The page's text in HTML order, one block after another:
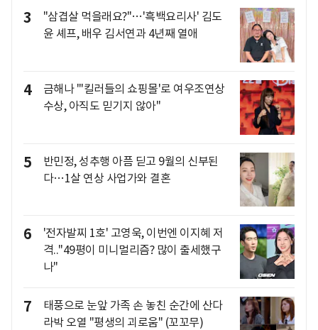
3
"삼겹살 먹을래요?"…'흑백요리사' 김도
윤 셰프, 배우 김서연과 4년째 열애
4
금해나 "'킬러들의 쇼핑몰'로 여우조연상
수상, 아직도 믿기지 않아"
5
반민정, 성추행 아픔 딛고 9월의 신부된
다…1살 연상 사업가와 결혼
6
'전자발찌 1호' 고영욱, 이번엔 이지혜 저
격.."49평이 미니멀리즘? 많이 출세했구
나"
7
태풍으로 눈앞 가족 손 놓친 순간에 산다
라박 오열 "평생의 괴로움" (꼬꼬무)